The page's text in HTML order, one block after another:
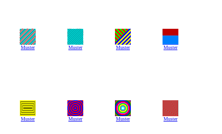
Muster Muster Muster Muster
Muster Muster Muster Muster